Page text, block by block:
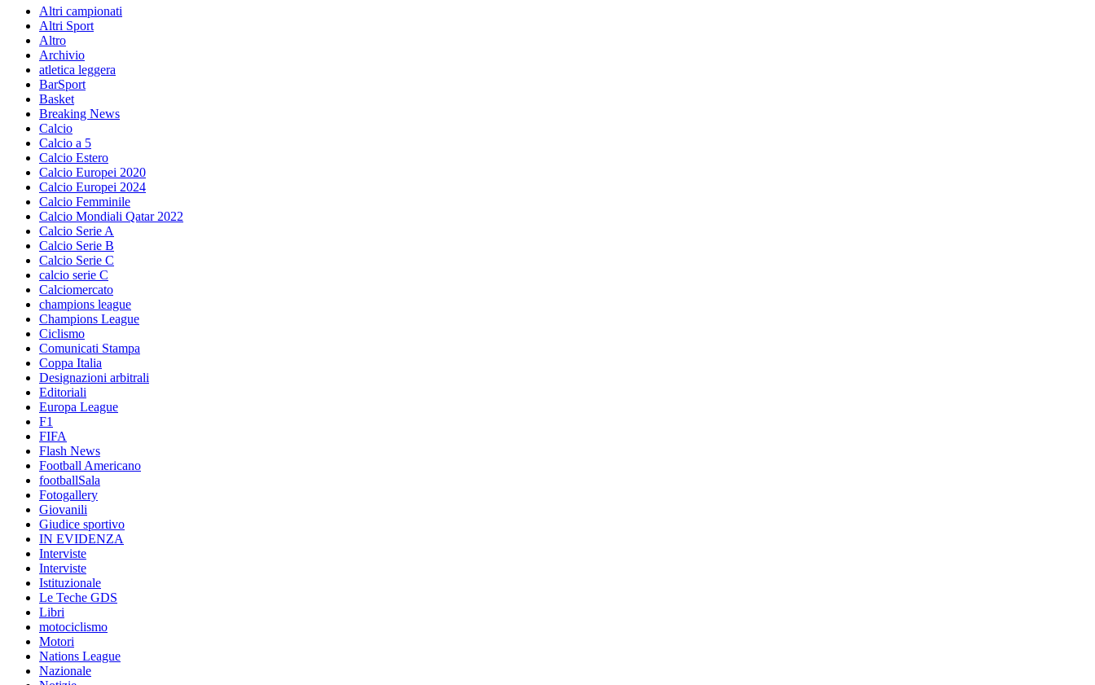
Altri campionati
Altri Sport
Altro
Archivio
atletica leggera
BarSport
Basket
Breaking News
Calcio
Calcio a 5
Calcio Estero
Calcio Europei 2020
Calcio Europei 2024
Calcio Femminile
Calcio Mondiali Qatar 2022
Calcio Serie A
Calcio Serie B
Calcio Serie C
calcio serie C
Calciomercato
champions league
Champions League
Ciclismo
Comunicati Stampa
Coppa Italia
Designazioni arbitrali
Editoriali
Europa League
F1
FIFA
Flash News
Football Americano
footballSala
Fotogallery
Giovanili
Giudice sportivo
IN EVIDENZA
Interviste
Interviste
Istituzionale
Le Teche GDS
Libri
motociclismo
Motori
Nations League
Nazionale